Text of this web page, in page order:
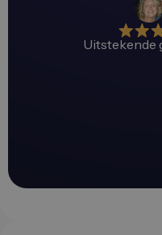
Uitstekende